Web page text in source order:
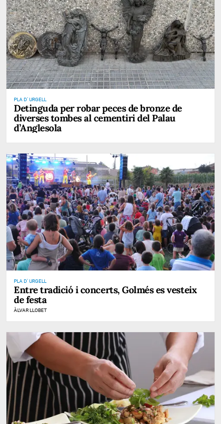
PLA D' URGELL
Detinguda per robar peces de bronze de
diverses tombes al cementiri del Palau
d’Anglesola
PLA D' URGELL
Entre tradició i concerts, Golmés es vesteix
de festa
ÀLVAR LLOBET